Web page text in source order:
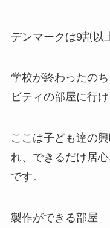
デンマークは9割以
学校が終わったの
ビティの部屋に行
ここは子ども達の
れ、できるだけ居
です。
製作ができる部屋